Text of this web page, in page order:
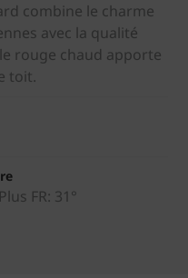
combine le charme
avec la qualité
rouge chaud apporte
toit.
FR: 31°